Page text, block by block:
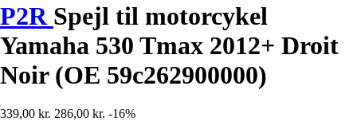
P2R Spejl til motorcykel
Yamaha 530 Tmax 2012+ Droit
Noir (OE 59c262900000)
339,00 kr. 286,00 kr. -16%